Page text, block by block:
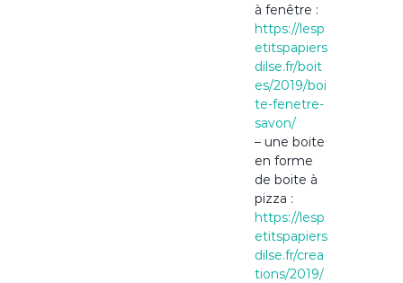
à fenêtre :
https://lesp
etitspapiers
dilse.fr/boit
es/2019/boi
te-fenetre-
savon/
– une boite
en forme
de boite à
pizza :
https://lesp
etitspapiers
dilse.fr/crea
tions/2019/